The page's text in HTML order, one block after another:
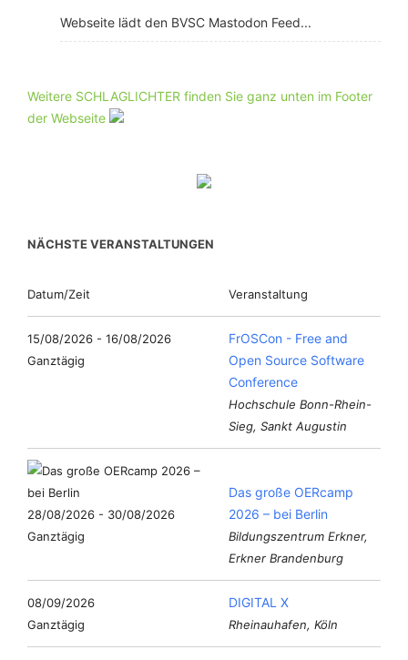
Webseite lädt den BVSC Mastodon Feed...
Weitere SCHLAGLICHTER finden Sie ganz unten im Footer
der Webseite
NÄCHSTE VERANSTALTUNGEN
Datum/Zeit Veranstaltung
15/08/2026 - 16/08/2026
Ganztägig
FrOSCon - Free and
Open Source Software
Conference
Hochschule Bonn-Rhein-
Sieg, Sankt Augustin
28/08/2026 - 30/08/2026
Ganztägig
Das große OERcamp
2026 – bei Berlin
Bildungszentrum Erkner,
Erkner Brandenburg
08/09/2026
Ganztägig
DIGITAL X
Rheinauhafen, Köln